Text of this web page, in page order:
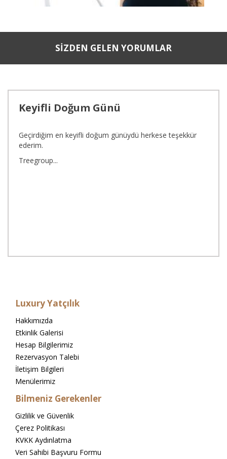
SİZDEN GELEN YORUMLAR
Keyifli Doğum Günü
Geçirdiğim en keyifli doğum günüydü herkese teşekkür
ederim.
Treegroup...
Luxury Yatçılık
Hakkımızda
Etkinlik Galerisi
Hesap Bilgilerimiz
Rezervasyon Talebi
İletişim Bilgileri
Menülerimiz
Bilmeniz Gerekenler
Gizlilik ve Güvenlik
Çerez Politikası
KVKK Aydınlatma
Veri Sahibi Başvuru Formu